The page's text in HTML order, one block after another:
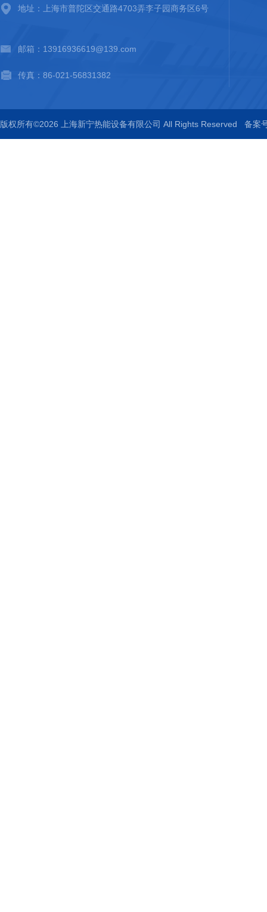
地址：上海市普陀区交通路4703弄李子园商务区6号
邮箱：13916936619@139.com
传真：86-021-56831382
版权所有©2026 上海新宁热能设备有限公司 All Rights Reserved 备案